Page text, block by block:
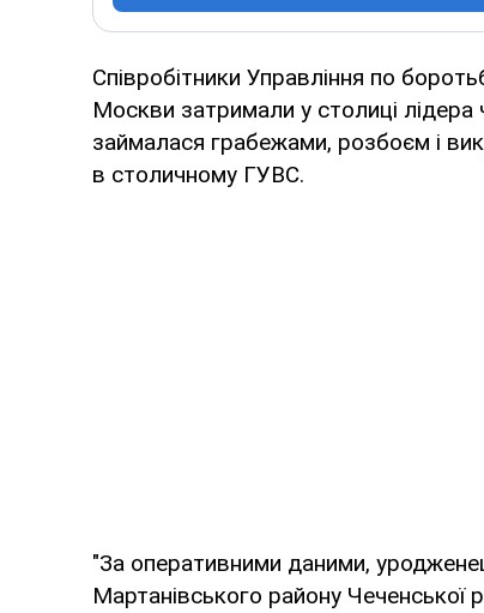
Співробітники Управління по
Москви затримали у столиці лідера
займалася грабежами, розбоєм і
в столичному ГУВС.
"За оперативними даними,
Мартанівського району Чеченської